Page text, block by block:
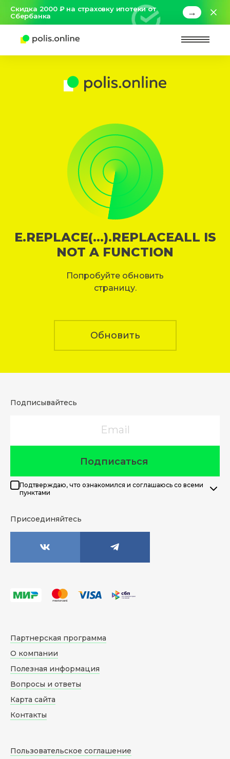
Скидка 2000 ₽ на страховку ипотеки от
Сбербанка
→
E.REPLACE(...).REPLACEALL IS
NOT A FUNCTION
Попробуйте обновить
страницу.
Обновить
Подписывайтесь
Подписаться
Подтверждаю, что ознакомился и соглашаюсь со всеми
пунктами
Присоединяйтесь
Партнерская программа
О компании
Полезная информация
Вопросы и ответы
Карта сайта
Контакты
Пользовательское соглашение